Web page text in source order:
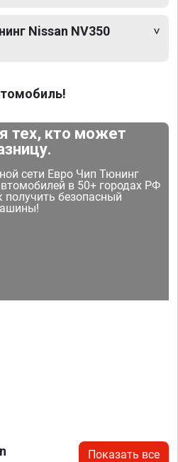
Nissan NV350
тех, кто может
сети Евро Чип Тюнинг
в 50+ городах РФ
безопасный
Показать все